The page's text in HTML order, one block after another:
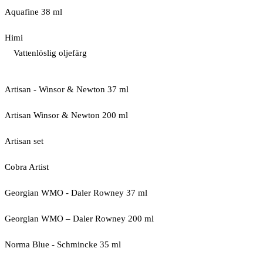
Aquafine 38 ml
Himi
Vattenlöslig oljefärg
Artisan - Winsor & Newton 37 ml
Artisan Winsor & Newton 200 ml
Artisan set
Cobra Artist
Georgian WMO - Daler Rowney 37 ml
Georgian WMO – Daler Rowney 200 ml
Norma Blue - Schmincke 35 ml